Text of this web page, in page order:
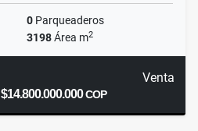
0 Parqueaderos
3198Área m2
Venta
$14.800.000.000COP